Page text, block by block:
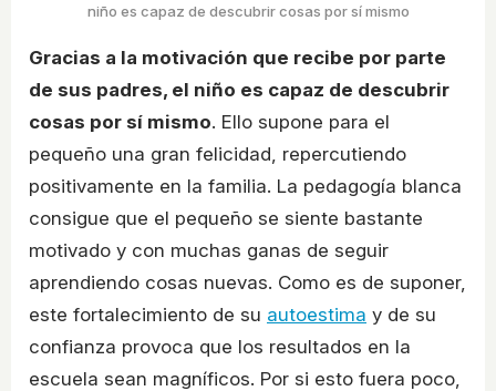
niño es capaz de descubrir cosas por sí mismo
Gracias a la motivación que recibe por parte
de sus padres, el niño es capaz de descubrir
cosas por sí mismo. Ello supone para el
pequeño una gran felicidad, repercutiendo
positivamente en la familia. La pedagogía blanca
consigue que el pequeño se siente bastante
motivado y con muchas ganas de seguir
aprendiendo cosas nuevas. Como es de suponer,
este fortalecimiento de su autoestima y de su
confianza provoca que los resultados en la
escuela sean magníficos. Por si esto fuera poco,